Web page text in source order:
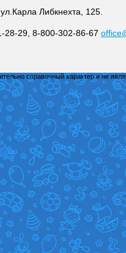
Либкнехта, 125.
28-29, 8-800-302-86-67
справочный характер и не